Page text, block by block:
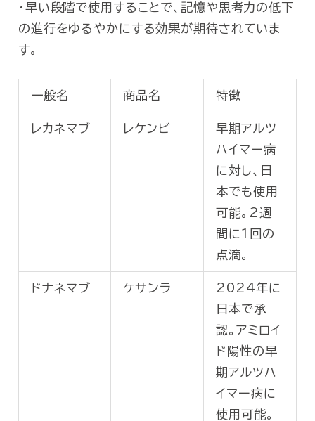
・早い段階で使用することで、記憶や思考力の低下
の進行をゆるやかにする効果が期待されていま
す。
一般名 商品名 特徴
レカネマブ レケンビ
早期アルツ
ハイマー病
に対し、日
本でも使用
可能。2週
間に1回の
点滴。
ドナネマブ ケサンラ
2024年に
日本で承
認。アミロイ
ド陽性の早
期アルツハ
イマー病に
使用可能。